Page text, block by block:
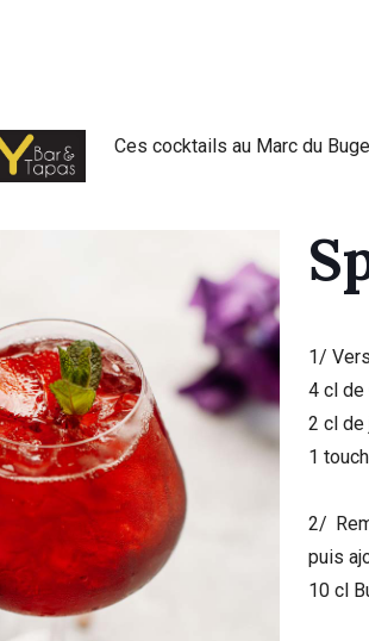
Ces cocktails au Marc du
1/
4 cl de
2 cl de
1
2/
puis
10 cl